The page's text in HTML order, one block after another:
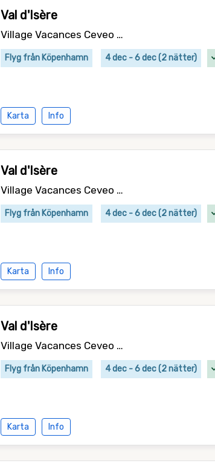
Val d'Isère
Village Vacances Ceveo - logi
Flyg från Köpenhamn 4 dec - 6 dec (2 nätter)
Karta Info
Val d'Isère
Village Vacances Ceveo - logi
Flyg från Köpenhamn 4 dec - 6 dec (2 nätter)
Karta Info
Val d'Isère
Village Vacances Ceveo - logi
Flyg från Köpenhamn 4 dec - 6 dec (2 nätter)
Karta Info